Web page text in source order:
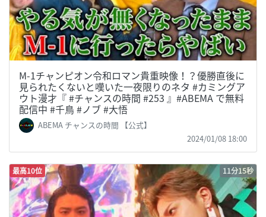
M-1チャンピオン令和ロマン貴重映像！？優勝直後に
見られたくないと嘆いた一夜限りのネタ #カミングア
ウト漫才『 #チャンスの時間 #253 』#ABEMA で無料
配信中 #千鳥 #ノブ #大悟
ABEMA チャンスの時間 【公式】
2024/01/08 18:00
最高10位 11分15秒